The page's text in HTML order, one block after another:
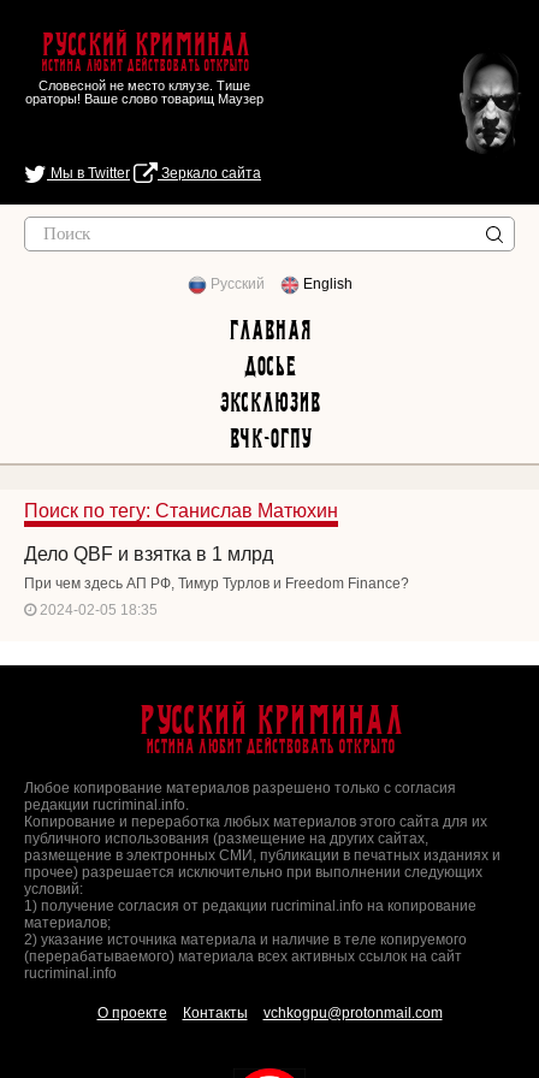
Русский Криминал
Истина любит действовать открыто
Словесной не место кляузе. Тише
ораторы! Ваше слово товарищ Маузер
Мы в Twitter Зеркало сайта
Русский English
Главная
Досье
Эксклюзив
ВЧК-ОГПУ
Поиск по тегу: Станислав Матюхин
Дело QBF и взятка в 1 млрд
При чем здесь АП РФ, Тимур Турлов и Freedom Finance?
2024-02-05 18:35
Русский Криминал
Истина любит действовать открыто
Любое копирование материалов разрешено только с согласия
редакции rucriminal.info.
Копирование и переработка любых материалов этого сайта для их
публичного использования (размещение на других сайтах,
размещение в электронных СМИ, публикации в печатных изданиях и
прочее) разрешается исключительно при выполнении следующих
условий:
1) получение согласия от редакции rucriminal.info на копирование
материалов;
2) указание источника материала и наличие в теле копируемого
(перерабатываемого) материала всех активных ссылок на сайт
rucriminal.info
О проекте Контакты vchkogpu@protonmail.com